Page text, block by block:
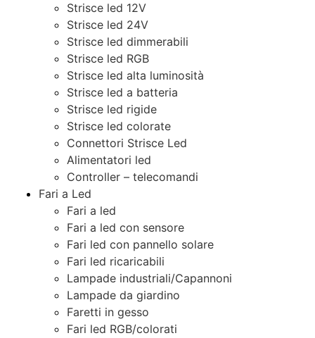
Strisce led 12V
Strisce led 24V
Strisce led dimmerabili
Strisce led RGB
Strisce led alta luminosità
Strisce led a batteria
Strisce led rigide
Strisce led colorate
Connettori Strisce Led
Alimentatori led
Controller – telecomandi
Fari a Led
Fari a led
Fari a led con sensore
Fari led con pannello solare
Fari led ricaricabili
Lampade industriali/Capannoni
Lampade da giardino
Faretti in gesso
Fari led RGB/colorati